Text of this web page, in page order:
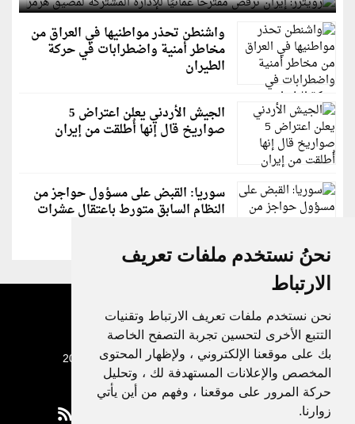
نحنُ نستخدم ملفات تعريف
الارتباط
نحن نستخدم ملفات تعريف الارتباط وتقنيات
التتبع الأخرى لتحسين تجربة التصفح الخاصة
بك على موقعنا الإلكتروني ، ولإظهار المحتوى
المخصص والإعلانات المستهدفة لك ، وتحليل
حركة المرور على موقعنا ، وفهم من أين يأتي
زوارنا.
واشنطن تحذر مواطنيها في العراق من
مخاطر أمنية واضطرابات في حركة
الطيران
الجيش الأردني يعلن اعتراض 5
صواريخ قال إنها أُطلقت من إيران
سوريا: القبض على مسؤول حواجز من
النظام السابق متورط باعتقال عشرات
جميع الحقوق محفوظة لدنيا الوطن © 2003 - 2022